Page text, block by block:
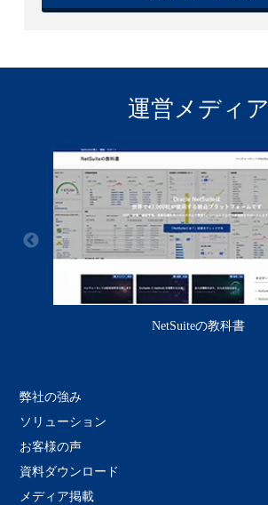
運営メディア
NetSuiteの教科書
弊社の強み
ソリューション
お客様の声
資料ダウンロード
メディア掲載